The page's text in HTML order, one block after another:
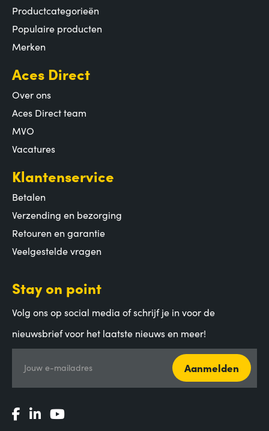
Productcategorieën
Populaire producten
Merken
Aces Direct
Over ons
Aces Direct team
MVO
Vacatures
Klantenservice
Betalen
Verzending en bezorging
Retouren en garantie
Veelgestelde vragen
Stay on point
Volg ons op social media of schrijf je in voor de
nieuwsbrief voor het laatste nieuws en meer!
Jouw e-mailadres Aanmelden